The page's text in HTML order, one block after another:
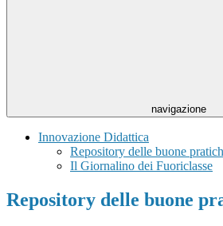
navigazione
Innovazione Didattica
Repository delle buone
Il Giornalino dei Fuoriclasse
Repository delle buone